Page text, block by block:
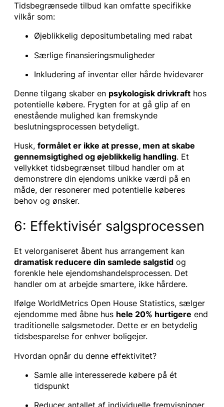
Tidsbegrænsede tilbud kan omfatte specifikke
vilkår som:
Øjeblikkelig depositumbetaling med rabat
Særlige finansieringsmuligheder
Inkludering af inventar eller hårde hvidevarer
Denne tilgang skaber en psykologisk drivkraft hos
potentielle købere. Frygten for at gå glip af en
enestående mulighed kan fremskynde
beslutningsprocessen betydeligt.
Husk, formålet er ikke at presse, men at skabe
gennemsigtighed og øjeblikkelig handling. Et
vellykket tidsbegrænset tilbud handler om at
demonstrere din ejendoms unikke værdi på en
måde, der resonerer med potentielle køberes
behov og ønsker.
6: Effektivisér salgsprocessen
Et velorganiseret åbent hus arrangement kan
dramatisk reducere din samlede salgstid og
forenkle hele ejendomshandelsprocessen. Det
handler om at arbejde smartere, ikke hårdere.
Ifølge WorldMetrics Open House Statistics, sælger
ejendomme med åbne hus hele 20% hurtigere end
traditionelle salgsmetoder. Dette er en betydelig
tidsbesparelse for enhver boligejer.
Hvordan opnår du denne effektivitet?
Samle alle interesserede købere på ét
tidspunkt